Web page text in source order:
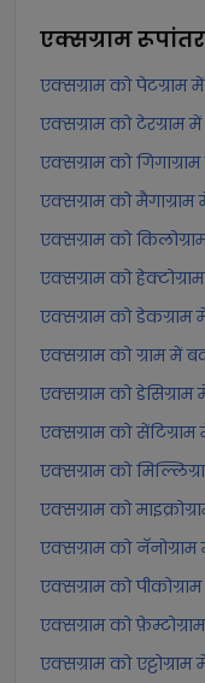
एक्सग्राम
एक्सग्राम को पेटग्राम
एक्सग्राम को टेरग्राम
एक्सग्राम को
एक्सग्राम को
एक्सग्राम को
एक्सग्राम को
एक्सग्राम को डेकग्राम
एक्सग्राम को ग्राम में
एक्सग्राम को
एक्सग्राम को
एक्सग्राम को
एक्सग्राम को
एक्सग्राम को
एक्सग्राम को
एक्सग्राम को
एक्सग्राम को